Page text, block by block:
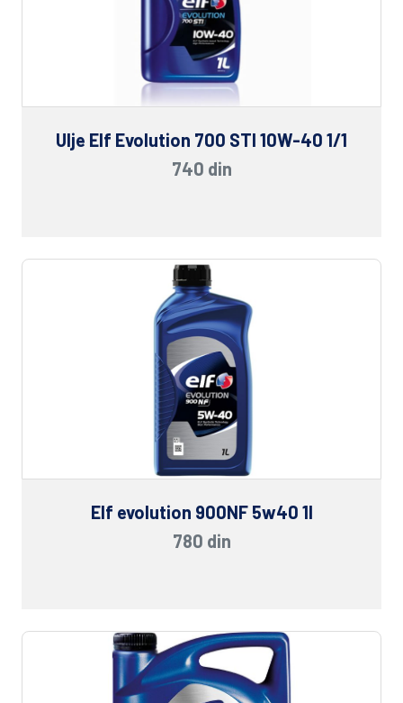
Ulje Elf Evolution 700 STI 10W-40 1/1
740 din
Elf evolution 900NF 5w40 1l
780 din